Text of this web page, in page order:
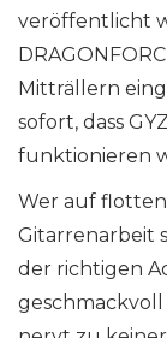
veröffentlicht
Mitträllern
sofort, dass
funktionieren
Wer auf
Gitarrenarbeit
der richtigen